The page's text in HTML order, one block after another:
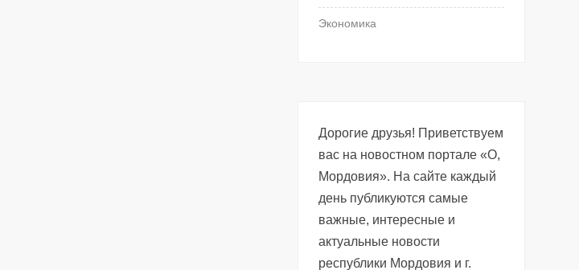
Экономика
Дорогие друзья! Приветствуем
вас на новостном портале «О,
Мордовия». На сайте каждый
день публикуются самые
важные, интересные и
актуальные новости
республики Мордовия и г.